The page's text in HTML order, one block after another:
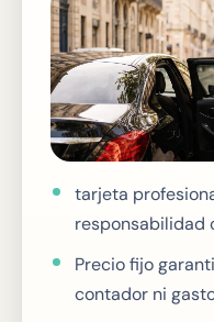
tarjeta
responsabilidad
Precio fijo
contador ni